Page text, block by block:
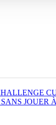
JOUER